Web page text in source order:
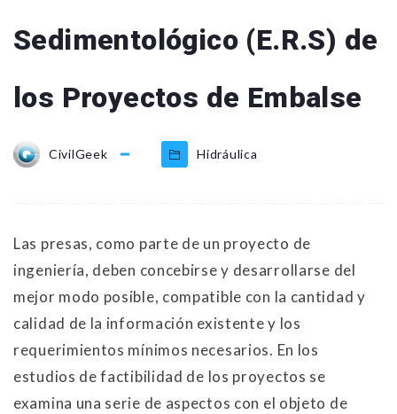
Sedimentológico (E.R.S) de
los Proyectos de Embalse
CivilGeek Hidráulica
Las presas, como parte de un proyecto de
ingeniería, deben concebirse y desarrollarse del
mejor modo posible, compatible con la cantidad y
calidad de la información existente y los
requerimientos mínimos necesarios. En los
estudios de factibilidad de los proyectos se
examina una serie de aspectos con el objeto de